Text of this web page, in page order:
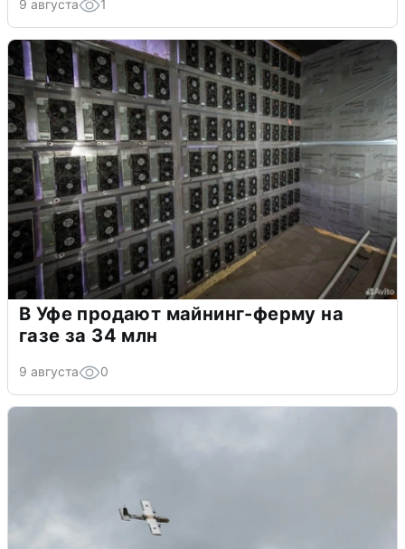
9 августа 1
В Уфе продают майнинг-ферму на
газе за 34 млн
9 августа 0